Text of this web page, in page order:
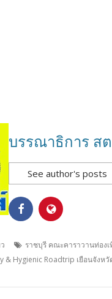
บรรณาธิการ ส
See author's posts
ราชบุรี คณะคาราวานท่องเ
& Hygienic Roadtrip เยือนจังห